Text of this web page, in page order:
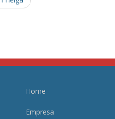
Home
Empresa